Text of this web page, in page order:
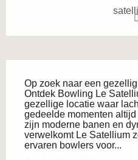
Op zoek naar een
Ontdek Bowling Le
gezellige locatie waar
gedeelde momenten
zijn moderne banen en
verwelkomt Le Satellium
ervaren bowlers voor...